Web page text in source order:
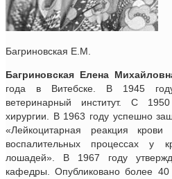
Багриновская Е.М.
Багриновская Елена
года в Витебске. В 1945
ветеринарный институт. С
хирургии. В 1963 году успешно
«Лейкоцитарная реакция
воспалительных процессах у
лошадей». В 1967 году
кафедры. Опубликовано более 40